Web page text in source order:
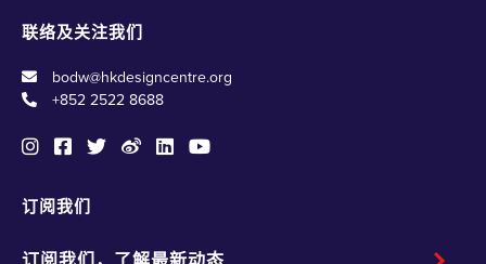
联络及关注我们
bodw@hkdesigncentre.org
+852 2522 8688
订阅我们